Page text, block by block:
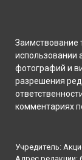
Заимствование
использовании
фотографий и
разрешения
комментариях
Учредитель: